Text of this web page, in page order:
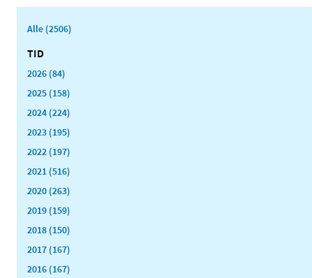
Alle (2506)
TID
2026 (84)
2025 (158)
2024 (224)
2023 (195)
2022 (197)
2021 (516)
2020 (263)
2019 (159)
2018 (150)
2017 (167)
2016 (167)